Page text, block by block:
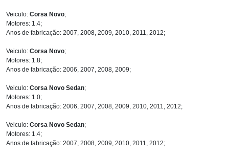
Veiculo: Corsa Novo;
Motores: 1.4;
Anos de fabricação: 2007, 2008, 2009, 2010, 2011, 2012;
Veiculo: Corsa Novo;
Motores: 1.8;
Anos de fabricação: 2006, 2007, 2008, 2009;
Veiculo: Corsa Novo Sedan;
Motores: 1.0;
Anos de fabricação: 2006, 2007, 2008, 2009, 2010, 2011, 2012;
Veiculo: Corsa Novo Sedan;
Motores: 1.4;
Anos de fabricação: 2007, 2008, 2009, 2010, 2011, 2012;